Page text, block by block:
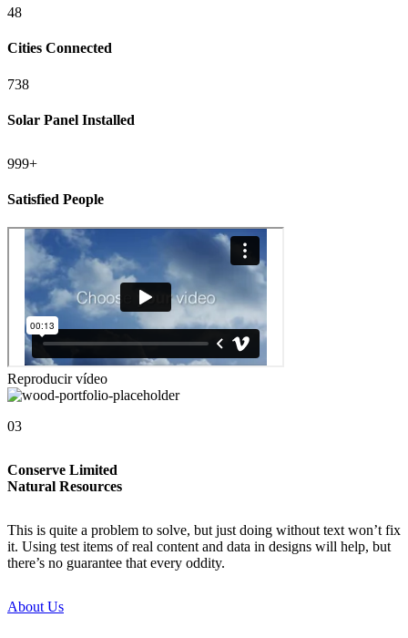
48
Cities Connected
738
Solar Panel Installed
999+
Satisfied People
Reproducir vídeo
03
Conserve Limited
Natural Resources
This is quite a problem to solve, but just doing without text won’t fix
it. Using test items of real content and data in designs will help, but
there’s no guarantee that every oddity.
About Us